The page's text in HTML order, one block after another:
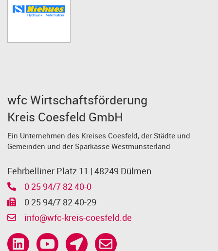
wfc Wirtschaftsförderung
Kreis Coesfeld GmbH
Ein Unternehmen des Kreises Coesfeld, der Städte und
Gemeinden und der Sparkasse Westmünsterland
Fehrbelliner Platz 11 | 48249 Dülmen
0 25 94/7 82 40-0
0 25 94/7 82 40-29
info@wfc-kreis-coesfeld.de